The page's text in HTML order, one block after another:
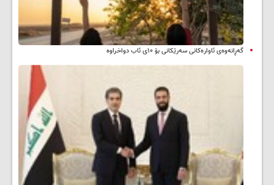
گەڕانەوەی ئاوارەکانی سەرێکانی بۆ ۱۰ی ئاب دواخراوە